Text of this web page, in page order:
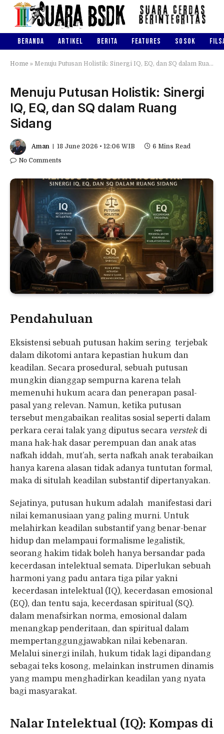
BERANDA ARTIKEL BERITA FEATURES SOSOK
Home » Menuju Putusan Holistik: Sinergi IQ, EQ, dan SQ dalam Ruang Sidang
Menuju Putusan Holistik: Sinergi
IQ, EQ, dan SQ dalam Ruang
Sidang
Aman 18 June 2026 • 12:06 WIB
6 Mins Read
No Comments
Pendahuluan
Eksistensi sebuah putusan hakim sering terjebak
dalam dikotomi antara kepastian hukum dan
keadilan. Secara prosedural, sebuah putusan
mungkin dianggap sempurna karena telah
memenuhi hukum acara dan penerapan pasal-
pasal yang relevan. Namun, ketika putusan
tersebut mengabaikan realitas sosial seperti dalam
perkara cerai talak yang diputus secara verstekdi
mana hak-hak dasar perempuan dan anak atas
nafkah iddah, mut’ah, serta nafkah anak terabaikan
hanya karena alasan tidak adanya tuntutan formal,
maka di situlah keadilan substantif dipertanyakan.
Sejatinya, putusan hukum adalah manifestasi dari
nilai kemanusiaan yang paling murni. Untuk
melahirkan keadilan substantif yang benar-benar
hidup dan melampaui formalisme legalistik,
seorang hakim tidak boleh hanya bersandar pada
kecerdasan intelektual semata. Diperlukan sebuah
harmoni yang padu antara tiga pilar yakni
kecerdasan intelektual (IQ), kecerdasan emosional
(EQ), dan tentu saja, kecerdasan spiritual (SQ).
dalam menafsirkan norma, emosional dalam
menangkap penderitaan, dan spiritual dalam
mempertanggungjawabkan nilai kebenaran.
Melalui sinergi inilah, hukum tidak lagi dipandang
sebagai teks kosong, melainkan instrumen dinamis
yang mampu menghadirkan keadilan yang nyata
bagi masyarakat.
Nalar Intelektual (IQ): Kompas di